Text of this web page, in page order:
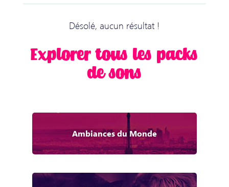
Désolé, aucun résultat !
Explorer tous les packs
de sons
Ambiances du Monde